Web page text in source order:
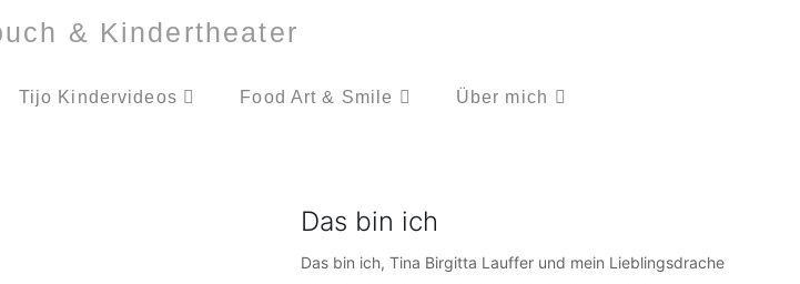
Tijo Kindervideos Food Art & Smile Über mich
Das bin ich
Das bin ich, Tina Birgitta Lauffer und mein Lieblingsdrache